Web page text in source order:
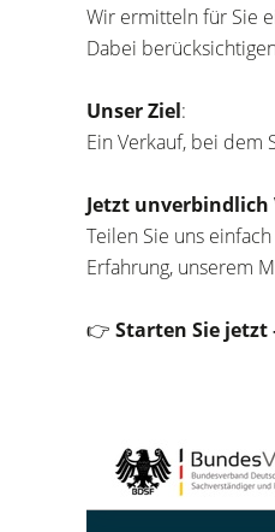
Wir ermitteln für Sie
Dabei
Unser Ziel:
Ein Verkauf, bei dem
Jetzt
Teilen Sie uns
Erfahrung, unserem
👉 Starten Sie jetzt